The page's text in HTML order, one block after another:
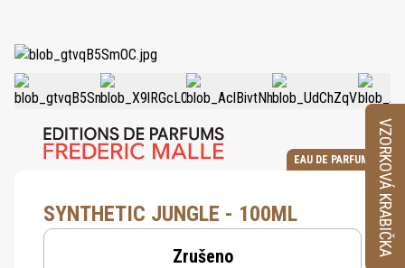
EAU DE PARFUM
SYNTHETIC JUNGLE - 100ML
Zrušeno VZORKOVÁ KRABIČKA